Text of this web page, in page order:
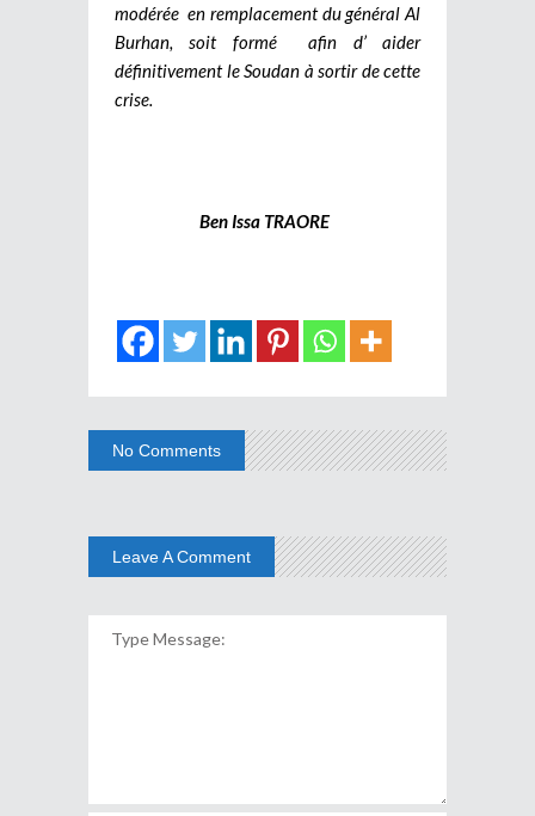
modérée en remplacement du général Al
Burhan, soit formé afin d’ aider
définitivement le Soudan à sortir de cette
crise.
Ben Issa TRAORE
No Comments
Leave A Comment